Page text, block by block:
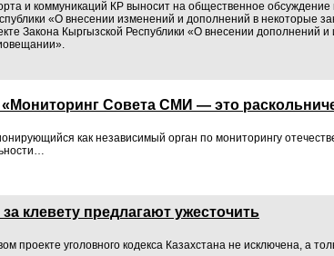
и коммуникаций КР выносит на общественное
«О внесении изменений и дополнений в некоторые
Закона Кыргызской Республики «О внесении дополнений
Совета СМИ — это
как независимый орган по мониторингу
клевету предлагают ужесточить
проекте уголовного кодекса Казахстана не исключена, а